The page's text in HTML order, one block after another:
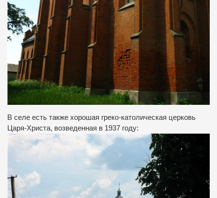
В селе есть также хорошая греко-католическая церковь
Царя-Христа, возведенная в 1937 году: